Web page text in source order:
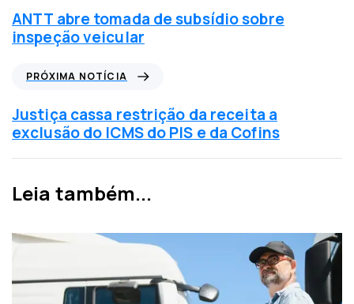
t
í
c
n
t
e
i
r
ANTT abre tomada de subsídio sobre
inspeção veicular
ó
x
i
m
n
t
i
PRÓXIMA NOTÍCIA
Justiça cassa restrição da receita a
exclusão do ICMS do PIS e da Cofins
Leia também...